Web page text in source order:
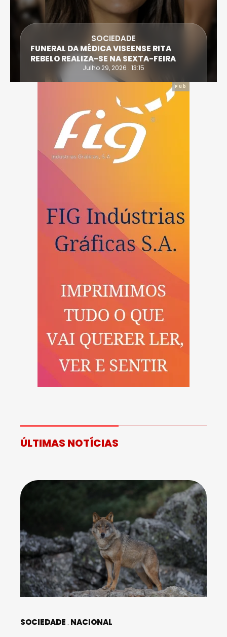
SOCIEDADE
FUNERAL DA MÉDICA VISEENSE RITA
REBELO REALIZA-SE NA SEXTA-FEIRA
Julho 29, 2026 . 13:15
Pub
ÚLTIMAS NOTÍCIAS
SOCIEDADE NACIONAL